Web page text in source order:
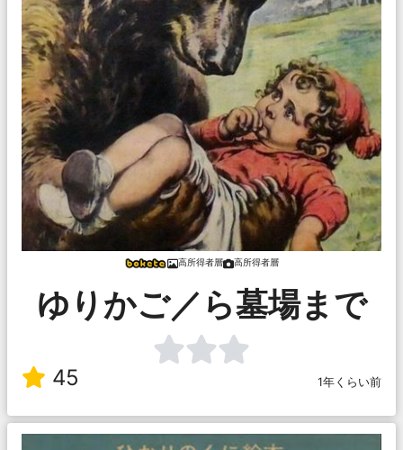
高所得者層 高所得者層
ゆりかご／ら墓場まで
45 1年くらい前